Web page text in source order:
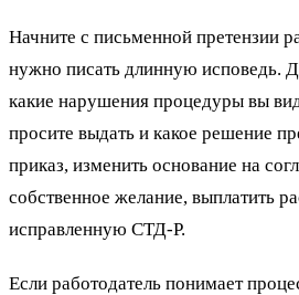
Начните с письменной претензии
нужно писать длинную исповедь.
какие нарушения процедуры вы
просите выдать и какое решение
приказ, изменить основание на
собственное желание, выплатить
исправленную СТД-Р.
Если работодатель понимает